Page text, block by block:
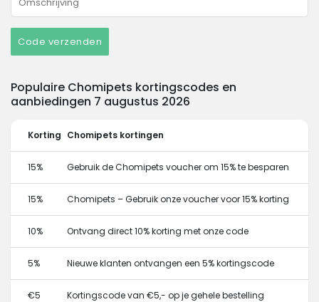
Code verzenden
Populaire Chomipets kortingscodes en
aanbiedingen 7 augustus 2026
Korting Chomipets kortingen
15% Gebruik de Chomipets voucher om 15% te besparen
15% Chomipets – Gebruik onze voucher voor 15% korting
10% Ontvang direct 10% korting met onze code
5% Nieuwe klanten ontvangen een 5% kortingscode
€5 Kortingscode van €5,- op je gehele bestelling